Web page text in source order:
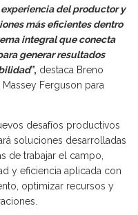
del productor y
más eficientes dentro
integral que conecta
generar resultados
”, destaca Breno
Ferguson para
desafíos productivos
soluciones desarrolladas
de trabajar el campo,
y eficiencia aplicada con
optimizar recursos y